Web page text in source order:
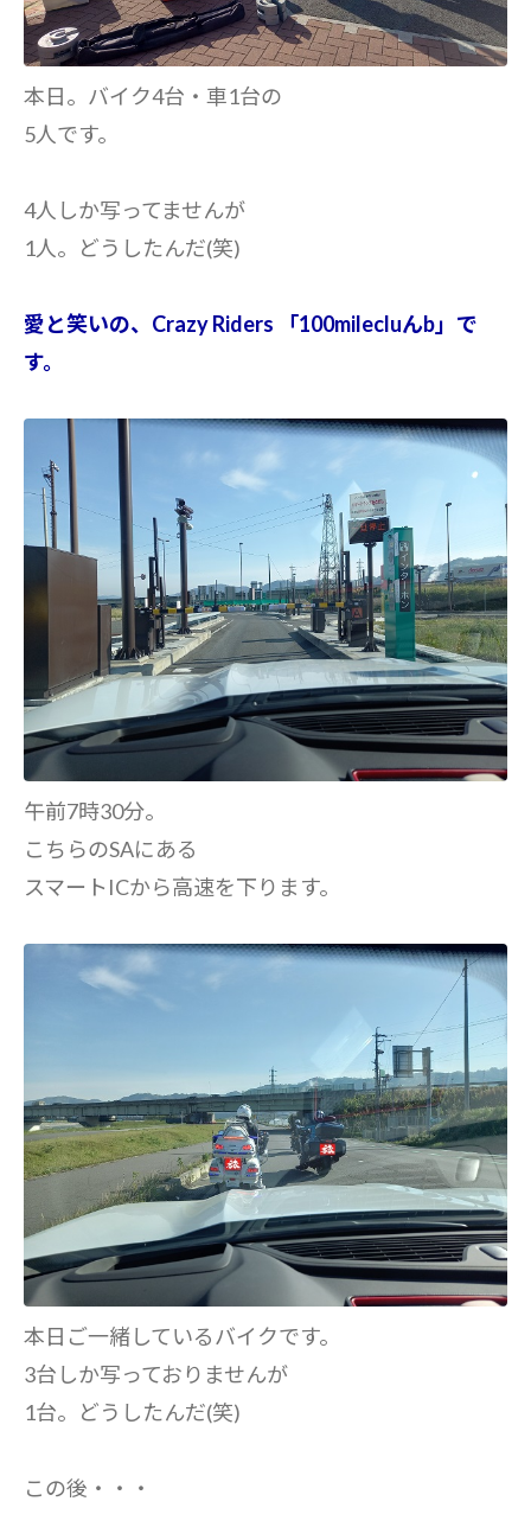
本日。バイク4台・車1台の
5人です。
4人しか写ってませんが
1人。どうしたんだ(笑)
愛と笑いの、Crazy Riders 「100milecluんb」で
す。
午前7時30分。
こちらのSAにある
スマートICから高速を下ります。
本日ご一緒しているバイクです。
3台しか写っておりませんが
1台。どうしたんだ(笑)
この後・・・